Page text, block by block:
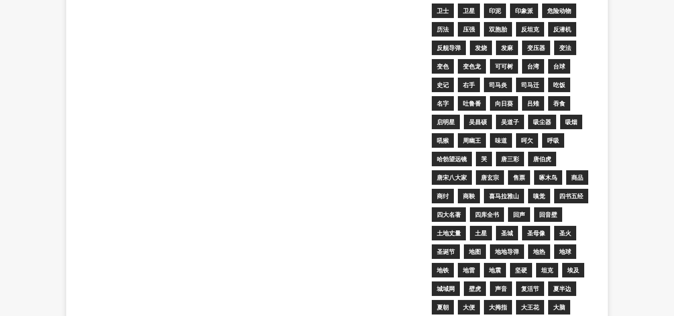
卫士 卫星 印泥 印象派 危险动物
历法 压强 双胞胎 反坦克 反潜机
反舰导弹 发烧 发麻 变压器 变法
变色 变色龙 可可树 台湾 台球
史记 右手 司马炎 司马迁 吃饭
名字 吐鲁番 向日葵 吕雉 吞食
启明星 吴昌硕 吴道子 吸尘器 吸烟
吼猴 周幽王 味道 呵欠 呼吸
哈勃望远镜 哭 唐三彩 唐伯虎
唐宋八大家 唐玄宗 售票 啄木鸟 商品
商纣 商鞅 喜马拉雅山 嗅觉 四书五经
四大名著 四库全书 回声 回音壁
土地丈量 土星 圣城 圣母像 圣火
圣诞节 地图 地地导弹 地热 地球
地铁 地雷 地震 坚硬 坦克 埃及
城域网 壁虎 声音 复活节 夏半边
夏朝 大便 大拇指 大王花 大脑